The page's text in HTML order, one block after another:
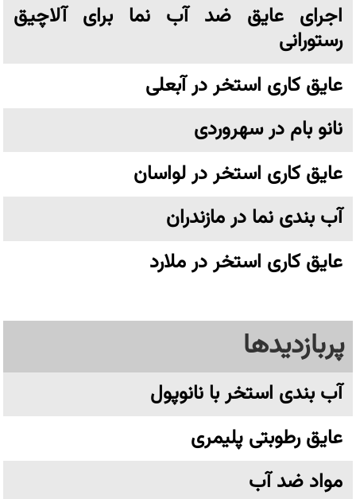
اجرای عایق ضد آب نما برای آلاچیق
رستورانی
عایق کاری استخر در آبعلی
نانو بام در سهروردی
عایق کاری استخر در لواسان
آب بندی نما در مازندران
عایق کاری استخر در ملارد
پربازدیدها
آب بندی استخر با نانوپول
عایق رطوبتی پلیمری
مواد ضد آب